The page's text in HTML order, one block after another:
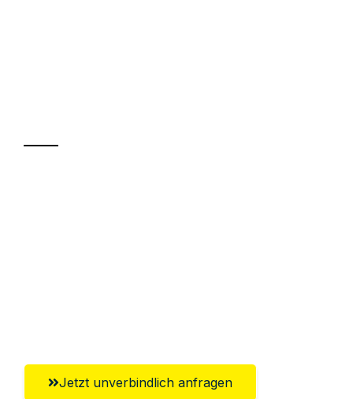
Jetzt unverbindlich anfragen